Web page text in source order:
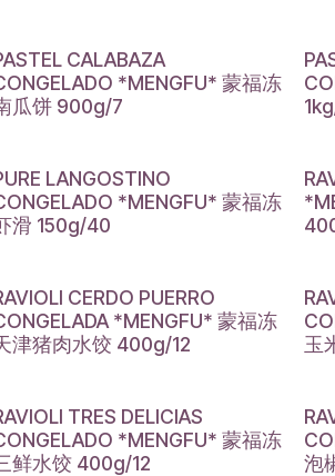
CALABAZA
*MENGFU* 蒙福冻
瓜饼 900g/7
LANGOSTINO
*MENGFU* 蒙福冻
滑 150g/40
CERDO PUERRO
*MENGFU* 蒙福冻
津猪肉水饺 400g/12
玉
TRES DELICIAS
*MENGFU* 蒙福冻
鲜水饺 400g/12
泡